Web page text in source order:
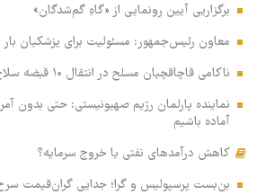
برگزاریی آیین رونمایی از «گاهِ گم‌شدگان»
معاون رئیس‌جمهور: مسئولیت برای پزشکیان
ناکامی قاچاقچیان مسلح در انتقال ۱۰ قبضه سلاح به داخل کشور
نماینده پارلمان رژیم صهیونیستی: حتی بدون
آماده باشیم
کاهش درآمدهای نفتی یا خروج سرمایه؟
بن‌بست پرسپولیس و گرا؛ جدایی گران‌قیمت